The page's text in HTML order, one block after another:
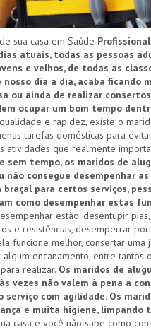
sua casa em Saúde
atuais, todas as pessoas
e velhos, de todas as
dia a dia, acaba ficando
ou ainda de realizar
ocupar um bom tempo
e rapidez, existe o
tarefas domésticas para
atividades que realmente
sem tempo, os maridos de
não consegue desempenhar
para certos serviços,
como desempenhar estas
estão: desentupir
e resistências, desemperrar
funcione melhor, consertar uma
encanamento, entre tantos
realizar. Os maridos de
vezes não valem à pena a
serviço com agilidade. Os
e muita higiene, limpando
casa e você não sabe como